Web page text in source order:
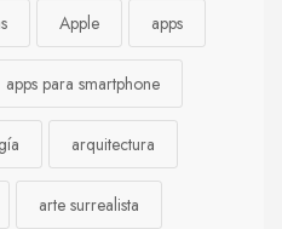
Apple apps
apps para smartphone
arquitectura
arte surrealista